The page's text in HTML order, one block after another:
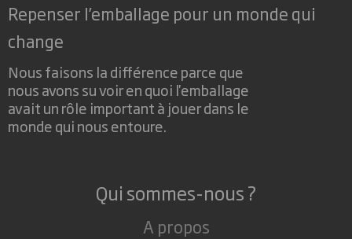
Repenser l’emballage pour un monde qui
change
Nous faisons la différence parce que
nous avons su voir en quoi l'emballage
avait un rôle important à jouer dans le
monde qui nous entoure.
Qui sommes-nous ?
A propos